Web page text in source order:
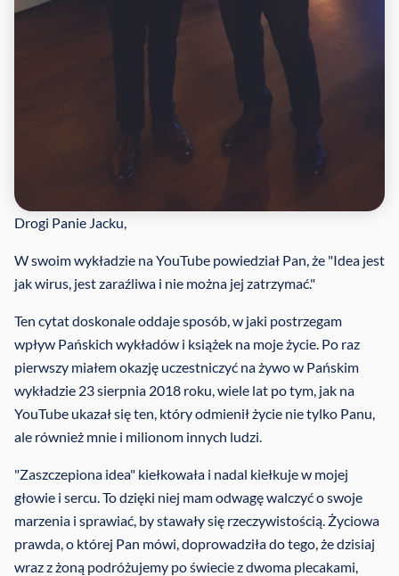
Drogi Panie Jacku,
W swoim wykładzie na YouTube powiedział Pan, że "Idea jest
jak wirus, jest zaraźliwa i nie można jej zatrzymać."
Ten cytat doskonale oddaje sposób, w jaki postrzegam
wpływ Pańskich wykładów i książek na moje życie. Po raz
pierwszy miałem okazję uczestniczyć na żywo w Pańskim
wykładzie 23 sierpnia 2018 roku, wiele lat po tym, jak na
YouTube ukazał się ten, który odmienił życie nie tylko Panu,
ale również mnie i milionom innych ludzi.
"Zaszczepiona idea" kiełkowała i nadal kiełkuje w mojej
głowie i sercu. To dzięki niej mam odwagę walczyć o swoje
marzenia i sprawiać, by stawały się rzeczywistością. Życiowa
prawda, o której Pan mówi, doprowadziła do tego, że dzisiaj
wraz z żoną podróżujemy po świecie z dwoma plecakami,